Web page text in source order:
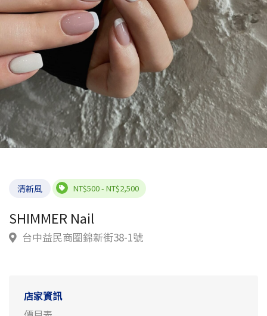
清新風 NT$500 - NT$2,500
SHIMMER Nail
台中益民商圈錦新街38-1號
店家資訊